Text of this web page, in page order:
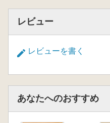
レビュー
レビューを書く
あなたへのおすすめ